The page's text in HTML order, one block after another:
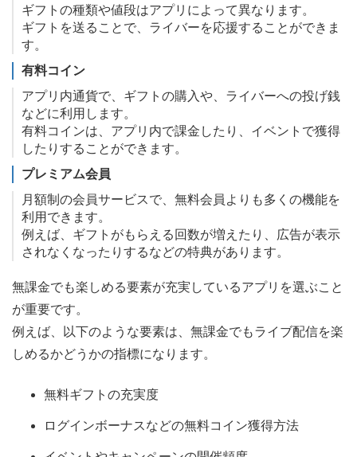
ギフトの種類や値段はアプリによって異なります。
ギフトを送ることで、ライバーを応援することができま
す。
有料コイン
アプリ内通貨で、ギフトの購入や、ライバーへの投げ銭
などに利用します。
有料コインは、アプリ内で課金したり、イベントで獲得
したりすることができます。
プレミアム会員
月額制の会員サービスで、無料会員よりも多くの機能を
利用できます。
例えば、ギフトがもらえる回数が増えたり、広告が表示
されなくなったりするなどの特典があります。
無課金でも楽しめる要素が充実しているアプリを選ぶこと
が重要です。
例えば、以下のような要素は、無課金でもライブ配信を楽
しめるかどうかの指標になります。
無料ギフトの充実度
ログインボーナスなどの無料コイン獲得方法